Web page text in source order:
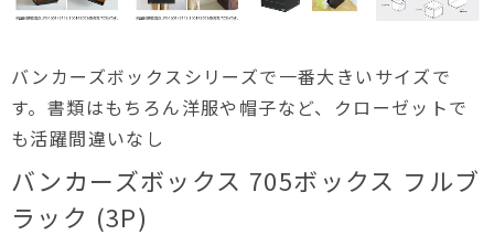
バンカーズボックスシリーズで一番大きいサイズで
す。書類はもちろん洋服や帽子など、クローゼットで
も活躍間違いなし
バンカーズボックス 705ボックス フルブ
ラック (3P)